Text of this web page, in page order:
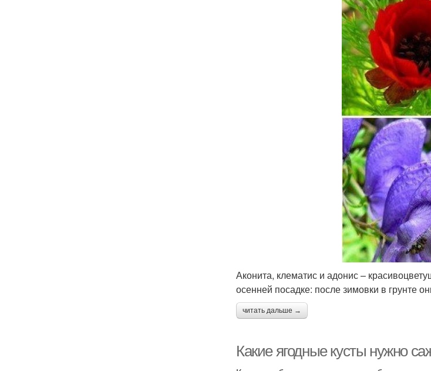
Аконита, клематис и адонис –
осенней посадке: после зимовки в грунте
читать дальше →
Какие ягодные кусты нужно